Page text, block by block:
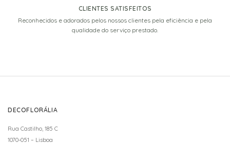
CLIENTES SATISFEITOS
Reconhecidos e adorados pelos nossos clientes pela eficiência e pela
qualidade do serviço prestado.
DECOFLORÁLIA
Rua Castilho, 185 C
1070-051 – Lisboa